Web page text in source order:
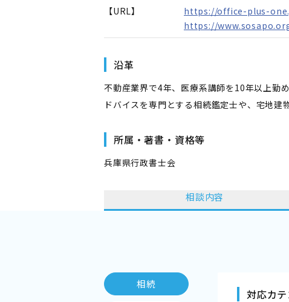
【URL】
https://office-plus-
https://
沿革
不動産業界で4年、医療系講師を10年以上勤
ドバイスを専門とする相続鑑定士や、宅地建
所属・著書・資格等
兵庫県行政書士会
相談内容
相続
対応カ